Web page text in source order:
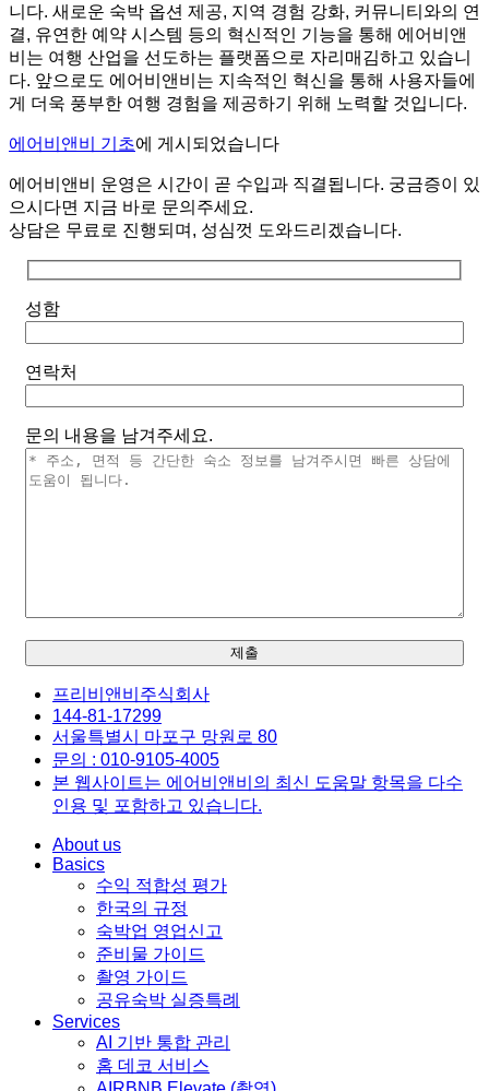
니다. 새로운 숙박 옵션 제공, 지역 경험 강화, 커뮤니티와의 연
결, 유연한 예약 시스템 등의 혁신적인 기능을 통해 에어비앤
비는 여행 산업을 선도하는 플랫폼으로 자리매김하고 있습니
다. 앞으로도 에어비앤비는 지속적인 혁신을 통해 사용자들에
게 더욱 풍부한 여행 경험을 제공하기 위해 노력할 것입니다.
에어비앤비 기초에 게시되었습니다
에어비앤비 운영은 시간이 곧 수입과 직결됩니다. 궁금증이 있
으시다면 지금 바로 문의주세요.
상담은 무료로 진행되며, 성심껏 도와드리겠습니다.
성함
연락처
문의 내용을 남겨주세요.
프리비앤비주식회사
144-81-17299
서울특별시 마포구 망원로 80
문의 : 010-9105-4005
본 웹사이트는 에어비앤비의 최신 도움말 항목을 다수
인용 및 포함하고 있습니다.
About us
Basics
수익 적합성 평가
한국의 규정
숙박업 영업신고
준비물 가이드
촬영 가이드
공유숙박 실증특례
Services
AI 기반 통합 관리
홈 데코 서비스